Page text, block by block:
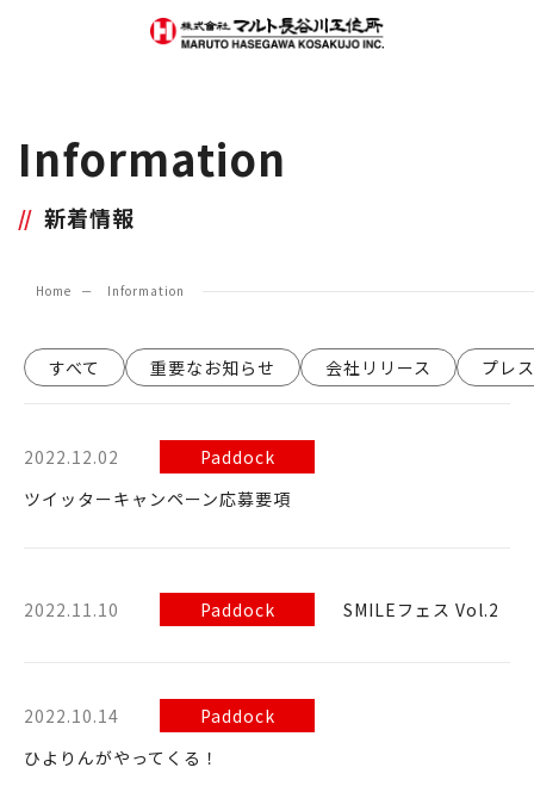
Information
新着情報
Home Information
すべて 重要なお知らせ 会社リリース プレ
2022.12.02
Paddock
ツイッターキャンペーン応募要項
2022.11.10 Paddock SMILEフェス Vol.2
2022.10.14
Paddock
ひよりんがやってくる！